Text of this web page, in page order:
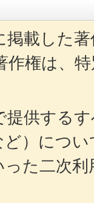
載した
作権は、
提供する
ど）につ
た二次